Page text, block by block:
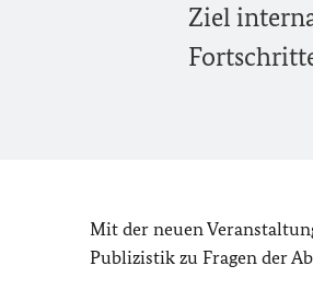
Ziel
Mit der neuen
Publizistik zu Fragen der